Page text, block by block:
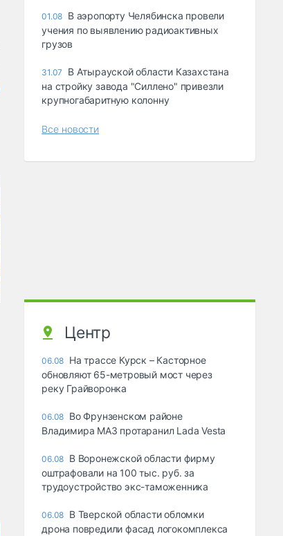
01.08 В аэропорту Челябинска провели
учения по выявлению радиоактивных
грузов
31.07
В Атырауской области Казахстана
на стройку завода "Силлено" привезли
крупногабаритную колонну
Все новости
Центр
06.08 На трассе Курск – Касторное
обновляют 65-метровый мост через
реку Грайворонка
06.08 Во Фрунзенском районе
Владимира МАЗ протаранил Lada Vesta
06.08 В Воронежской области фирму
оштрафовали на 100 тыс. руб. за
трудоустройство экс-таможенника
06.08 В Тверской области обломки
дрона повредили фасад логокомплекса